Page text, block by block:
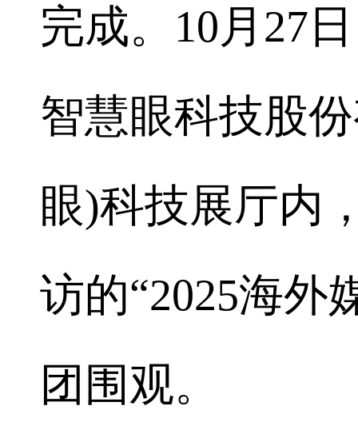
完成。10月27
智慧眼科技股
眼)科技展厅内
访的“2025海外
团围观。